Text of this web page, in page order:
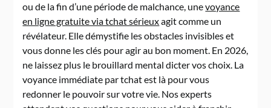
ou de la fin d’une période de malchance, unevoyance
en ligne gratuite via tchat sérieuxagit comme un
révélateur. Elle démystifie les obstacles invisibles et
vous donne les clés pour agir au bon moment. En 2026,
ne laissez plus le brouillard mental dicter vos choix. La
voyance immédiate par tchat est là pour vous
redonner le pouvoir sur votre vie. Nos experts